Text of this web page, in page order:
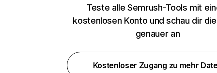
Teste alle Semrush-Tools mit
kostenlosen Konto und schau dir
genauer an
Kostenloser Zugang zu mehr